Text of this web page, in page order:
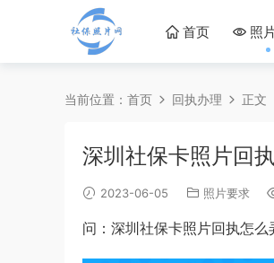
首页 照
当前位置： 首页 回执办理 正文
深圳社保卡照片回
2023-06-05 照片要求
问：深圳社保卡照片回执怎么